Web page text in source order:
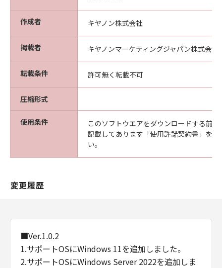
作成者 キヤノン株式会社
掲載者 キヤノンマーケティングジャパン株式会社
転載条件 許可無く転載不可
圧縮形式
使用条件
このソフトウエアをダウンロードする前
記載してあります「使用許諾契約書」を
い。
変更履歴
■Ver.1.0.2
1.サポートOSにWindows 11を追加しました。
2.サポートOSにWindows Server 2022を追加しま